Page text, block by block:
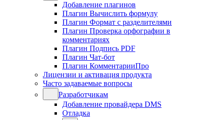
Добавление плагинов
Плагин Вычислить формулу
Плагин Формат с разделителями
Плагин Проверка орфографии в
комментариях
Плагин Подпись PDF
Плагин Чат-бот
Плагин КомментарииПро
Лицензии и активация продукта
Часто задаваемые вопросы
Разработчикам
Добавление провайдера DMS
Отладка